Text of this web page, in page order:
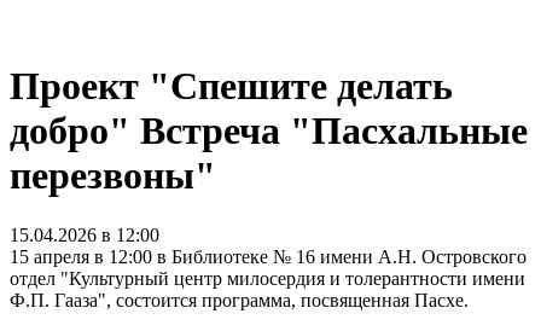
Проект "Спешите делать
добро" Встреча "Пасхальные
перезвоны"
15.04.2026 в 12:00
15 апреля в 12:00 в Библиотеке № 16 имени А.Н. Островского
отдел "Культурный центр милосердия и толерантности имени
Ф.П. Гааза", состоится программа, посвященная Пасхе.